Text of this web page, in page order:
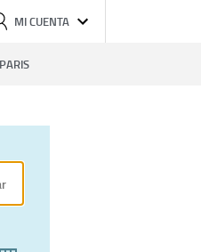
MI CUENTA